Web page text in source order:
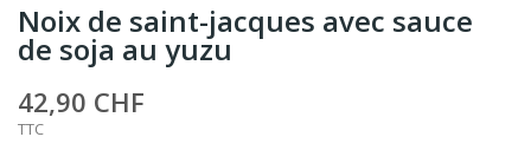
Noix de saint-jacques avec sauce
de soja au yuzu
42,90 CHF
TTC